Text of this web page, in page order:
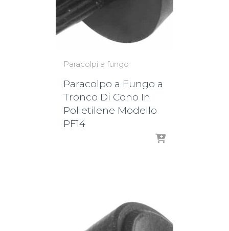
Paracolpi a fungo
Paracolpo a Fungo a
Tronco Di Cono In
Polietilene Modello
PF14